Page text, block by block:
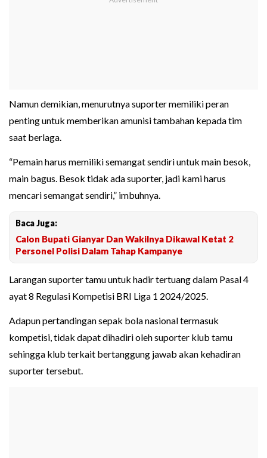
Namun demikian, menurutnya suporter memiliki peran
penting untuk memberikan amunisi tambahan kepada tim
saat berlaga.
“Pemain harus memiliki semangat sendiri untuk main besok,
main bagus. Besok tidak ada suporter, jadi kami harus
mencari semangat sendiri,” imbuhnya.
Baca Juga:
Calon Bupati Gianyar Dan Wakilnya Dikawal Ketat 2
Personel Polisi Dalam Tahap Kampanye
Larangan suporter tamu untuk hadir tertuang dalam Pasal 4
ayat 8 Regulasi Kompetisi BRI Liga 1 2024/2025.
Adapun pertandingan sepak bola nasional termasuk
kompetisi, tidak dapat dihadiri oleh suporter klub tamu
sehingga klub terkait bertanggung jawab akan kehadiran
suporter tersebut.